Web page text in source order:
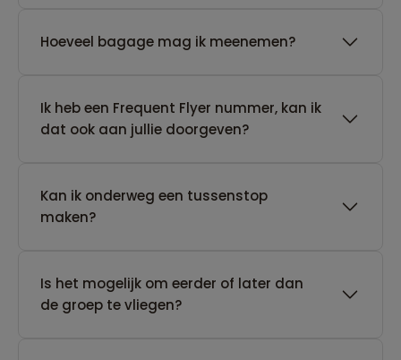
Hoeveel bagage mag ik meenemen?
Ik heb een Frequent Flyer nummer, kan ik
dat ook aan jullie doorgeven?
Kan ik onderweg een tussenstop
maken?
Is het mogelijk om eerder of later dan
de groep te vliegen?